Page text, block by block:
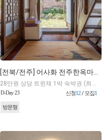
28만원 상당 트윈채 1박 숙박권 (최대4인-성인 2명,유아2명)
D-Day 23 신청12/ 모집1
방문형